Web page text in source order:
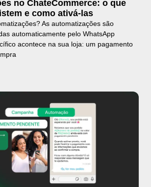
no ChateCommerce: o que
e como ativá-las
As automatizações são
automaticamente pelo WhatsApp
acontece na sua loja: um pagamento